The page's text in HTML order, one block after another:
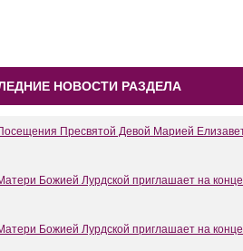
НОВОСТИ РАЗДЕЛА
Пресвятой Девой Марией
Божией Лурдской приглашает на
Божией Лурдской приглашает на